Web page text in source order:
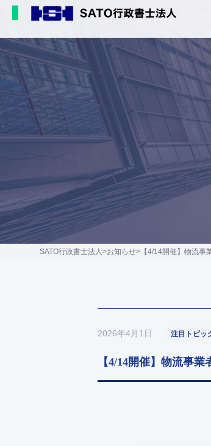
SATO行政書士法人>お知らせ> 【4/14開催】物流
2026年4月1日 注目トピッ
【4/14開催】物流事